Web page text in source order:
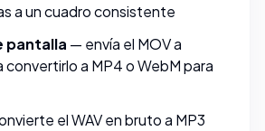
a un cuadro consistente
pantalla — envía el MOV a
convertirlo a MP4 o WebM para
el WAV en bruto a MP3